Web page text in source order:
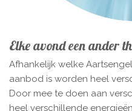
Elke avond een ander
Afhankelijk welke
aanbod is worden heel
Door mee te doen aan
heel verschillende